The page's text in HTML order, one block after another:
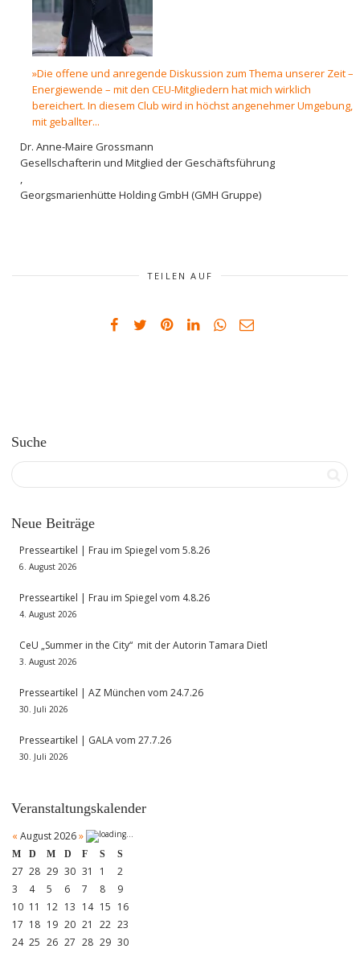
»Die offene und anregende Diskussion zum Thema unserer Zeit –
Energiewende – mit den CEU-Mitgliedern hat mich wirklich
bereichert. In diesem Club wird in höchst angenehmer Umgebung,
mit geballter...
Dr. Anne-Maire Grossmann
Gesellschafterin und Mitglied der Geschäftsführung
,
Georgsmarienhütte Holding GmbH (GMH Gruppe)
TEILEN AUF
Suche
Neue Beiträge
Presseartikel | Frau im Spiegel vom 5.8.26
6. August 2026
Presseartikel | Frau im Spiegel vom 4.8.26
4. August 2026
CeU „Summer in the City“ mit der Autorin Tamara Dietl
3. August 2026
Presseartikel | AZ München vom 24.7.26
30. Juli 2026
Presseartikel | GALA vom 27.7.26
30. Juli 2026
Veranstaltungskalender
« August 2026»
M D M D F S S
27 28 29 30 31 1
2
3
4 5 6 7 8
9
10 11 12 13 14 15 16
17 18 19 20 21 22 23
24 25 26 27 28 29 30